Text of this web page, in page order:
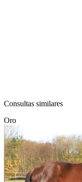
Consultas similares
Oro